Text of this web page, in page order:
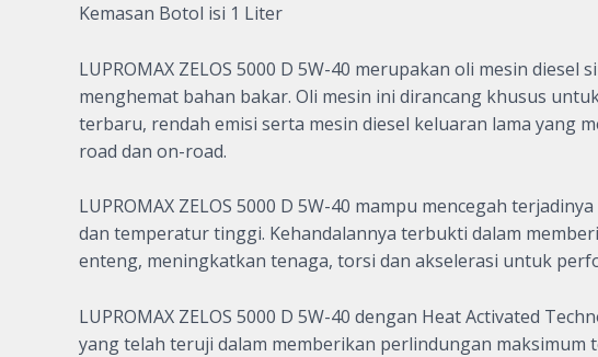
Kemasan Botol isi 1 Liter
LUPROMAX ZELOS 5000 D 5W-40 merupakan oli mesin
menghemat bahan bakar. Oli mesin ini dirancang khusus
terbaru, rendah emisi serta mesin diesel keluaran lama
road dan on-road.
LUPROMAX ZELOS 5000 D 5W-40 mampu mencegah
dan temperatur tinggi. Kehandalannya terbukti dalam
enteng, meningkatkan tenaga, torsi dan akselerasi untuk
LUPROMAX ZELOS 5000 D 5W-40 dengan Heat Activated
yang telah teruji dalam memberikan perlindungan